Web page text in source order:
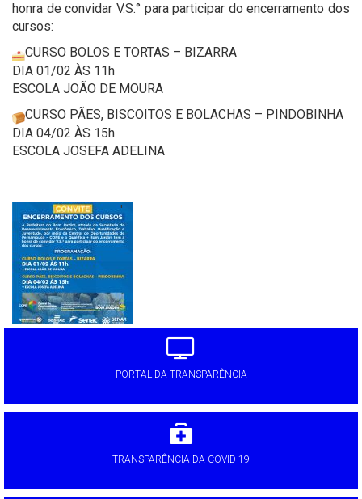
honra de convidar V.S.° para participar do encerramento dos
cursos:
CURSO BOLOS E TORTAS – BIZARRA
DIA 01/02 ÀS 11h
ESCOLA JOÃO DE MOURA
CURSO PÃES, BISCOITOS E BOLACHAS – PINDOBINHA
DIA 04/02 ÀS 15h
ESCOLA JOSEFA ADELINA
PORTAL DA TRANSPARÊNCIA
TRANSPARÊNCIA DA COVID-19
'